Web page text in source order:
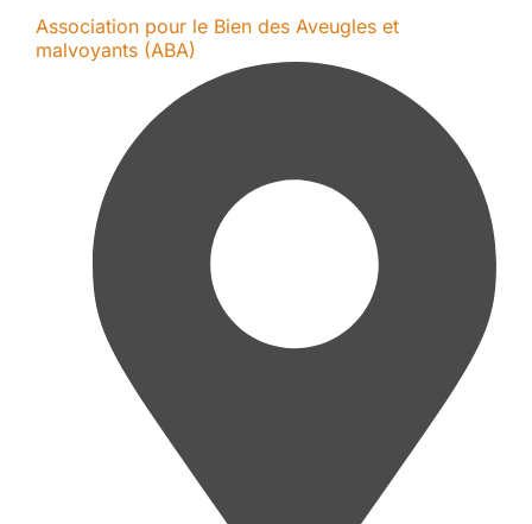
Association pour le Bien des Aveugles et
malvoyants (ABA)